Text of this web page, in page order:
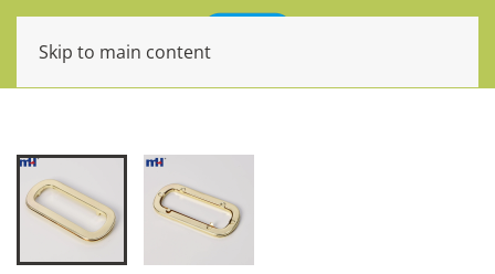
Skip to main content